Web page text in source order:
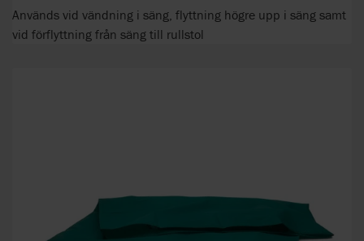
Används vid vändning i säng, flyttning högre upp i säng samt
vid förflyttning från säng till rullstol